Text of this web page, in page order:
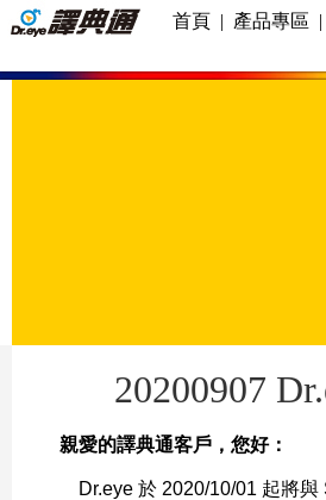
首頁 | 產品專區 |
20200907
親愛的譯典通客戶，您好：
Dr.eye 於 2020/10/01 起將與